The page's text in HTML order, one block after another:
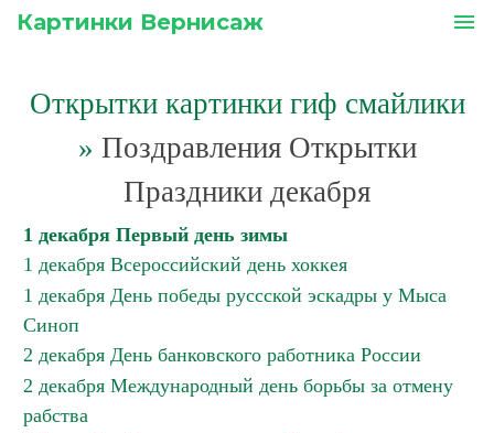
Картинки Вернисаж menu
Открытки картинки гиф смайлики
» Поздравления Открытки
Праздники декабря
1 декабря Первый день зимы
1 декабря Всероссийский день хоккея
1 декабря День победы руссской эскадры у Мыса
Синоп
2 декабря День банковского работника России
2 декабря Международный день борьбы за отмену
рабства